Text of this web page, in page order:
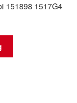
151898 1517G4